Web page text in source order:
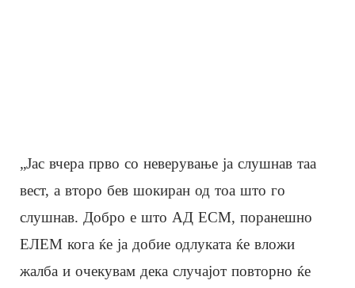
„Јас вчера прво со неверување ја слушнав таа
вест, а второ бев шокиран од тоа што го
слушнав. Добро е што АД ЕСМ, поранешно
ЕЛЕМ кога ќе ја добие одлуката ќе вложи
жалба и очекувам дека случајот повторно ќе